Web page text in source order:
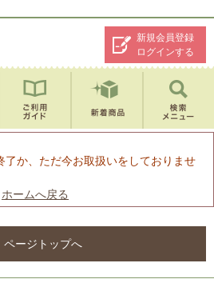
新規会員登録
ログインする
了か、ただ今お取扱いをしておりませ
ホームへ戻る
ページトップへ